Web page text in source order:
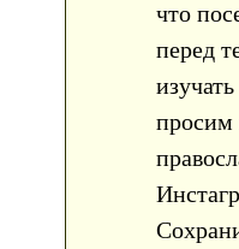
что
перед
просим